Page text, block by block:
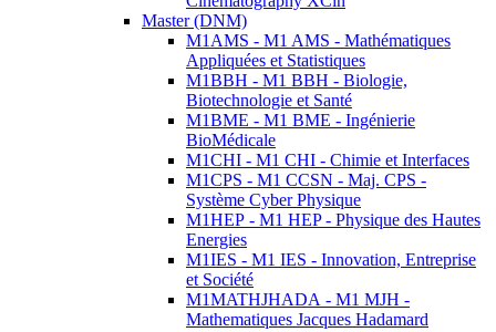
Master (DNM)
M1AMS - M1 AMS - Mathématiques
Appliquées et Statistiques
M1BBH - M1 BBH - Biologie,
Biotechnologie et Santé
M1BME - M1 BME - Ingénierie
BioMédicale
M1CHI - M1 CHI - Chimie et Interfaces
M1CPS - M1 CCSN - Maj. CPS -
Système Cyber Physique
M1HEP - M1 HEP - Physique des Hautes
Energies
M1IES - M1 IES - Innovation, Entreprise
et Société
M1MATHJHADA - M1 MJH -
Mathematiques Jacques Hadamard